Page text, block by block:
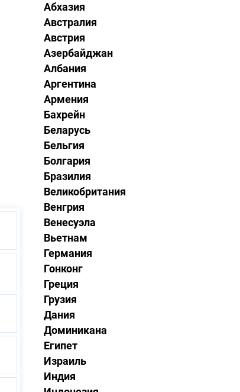
Абхазия
Австралия
Австрия
Азербайджан
Албания
Аргентина
Армения
Бахрейн
Беларусь
Бельгия
Болгария
Бразилия
Великобритания
Венгрия
Венесуэла
Вьетнам
Германия
Гонконг
Греция
Грузия
Дания
Доминикана
Египет
Израиль
Индия